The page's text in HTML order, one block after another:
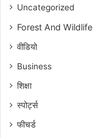
Uncategorized
Forest And Wildlife
वीडियो
Business
शिक्षा
स्पोर्ट्स
फीचर्ड